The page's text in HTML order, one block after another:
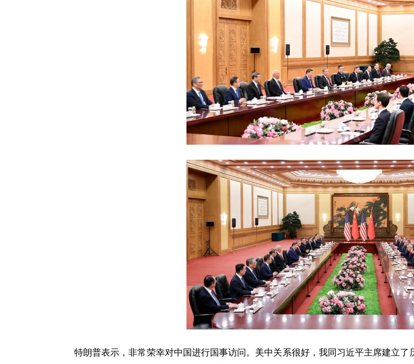
特朗普表示，非常荣幸对中国进行国事访问。美中关系很好，我同习近平主席建立